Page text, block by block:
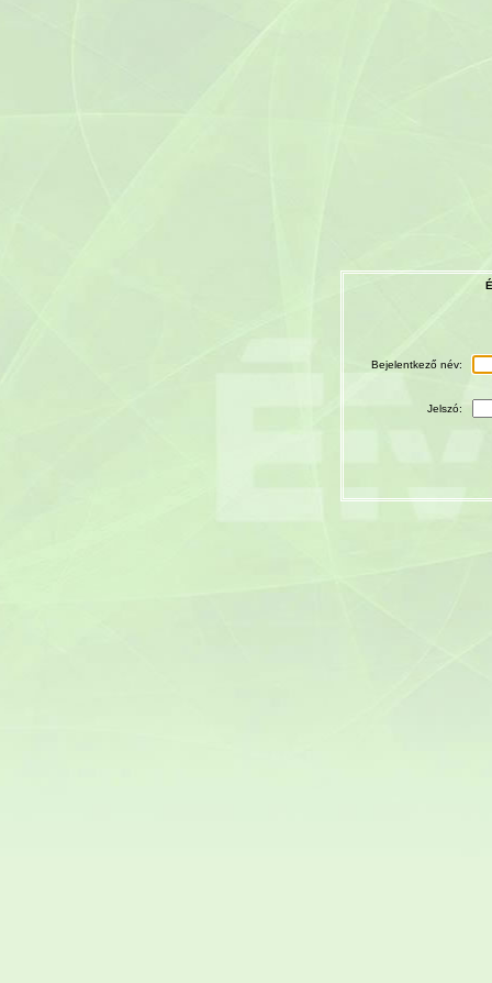
Bejelentkező név:
Jelszó: